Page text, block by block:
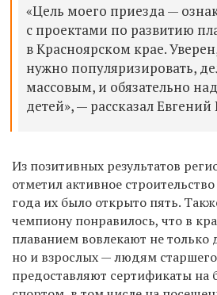
«Цель моего приезда —
с проектами по развитию
в Красноярском крае.
нужно популяризировать,
массовым, и обязательно
детей», — рассказал Евгений
Из позитивных результатов
отметил активное
года их было открыто пять.
чемпиону понравилось, что в
плаванием вовлекают не только
но и взрослых — людям
предоставляют сертификаты на